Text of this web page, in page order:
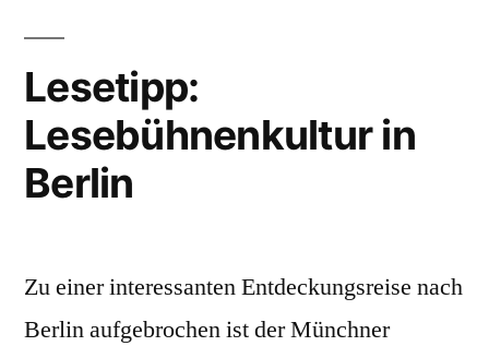
Lesetipp:
Lesebühnenkultur in
Berlin
Zu einer interessanten Entdeckungsreise nach
Berlin aufgebrochen ist der Münchner